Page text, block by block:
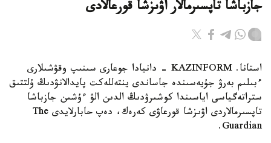
جازباشا تاپسىرمالار اۋىزشا قورعالادى
استانا. KAZINFORM - دانيادا جوعارى سىنىپ وقۋشىلارى
ءبىلىم بەرۋ جۇيەسىندە جاساندى ينتەللەكت پايدالانۋدىڭ ۇلتتىق
ستراتەگياسى اياسىندا كوشىرۋدىڭ الدىن الۋ ءۇشىن جازباشا
تاپسىرمالاردى اۋىزشا قورعاۋى كەرەك، دەپ حابارلايدى The
Guardian.